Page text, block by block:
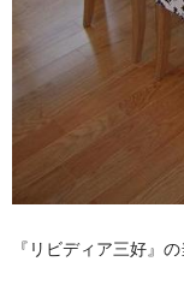
『リビディア三好』